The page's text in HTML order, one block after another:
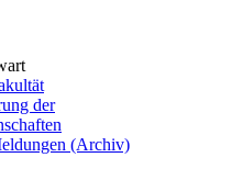
der
(Archiv)